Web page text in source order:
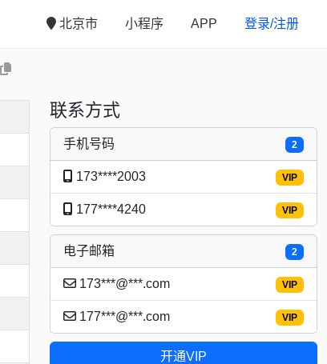
北京市 小程序 APP 登录/注册
联系方式
2
手机号码
VIP
173****2003
VIP
177****4240
2
电子邮箱
VIP
173***@***.com
VIP
177***@***.com
开通VIP